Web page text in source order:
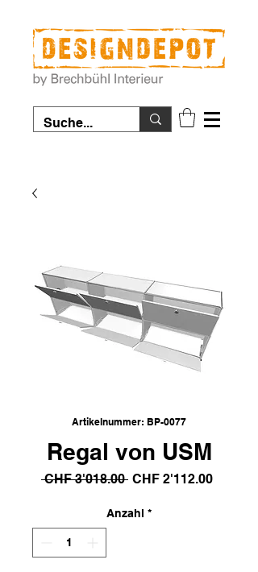
Artikelnummer: BP-0077
Regal von USM
CHF 3'018.00 Standardpreis
CHF 2'112.00Sale-
Anzahl *